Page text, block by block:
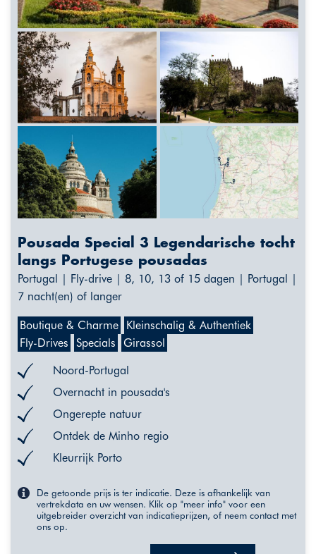
Pousada Special 3 Legendarische tocht
langs Portugese pousadas
Portugal | Fly-drive | 8, 10, 13 of 15 dagen | Portugal |
7 nacht(en) of langer
Boutique & Charme
Kleinschalig & Authentiek
Fly-Drives
Specials Girassol
Noord-Portugal
Overnacht in pousada's
Ongerepte natuur
Ontdek de Minho regio
Kleurrijk Porto
De getoonde prijs is ter indicatie. Deze is afhankelijk van
vertrekdata en uw wensen. Klik op "meer info" voor een
uitgebreider overzicht van indicatieprijzen, of neem contact met
ons op.